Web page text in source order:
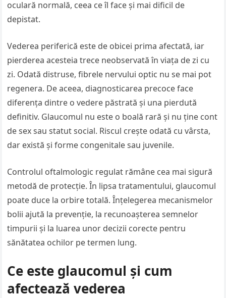
oculară normală, ceea ce îl face și mai dificil de
depistat.
Vederea periferică este de obicei prima afectată, iar
pierderea acesteia trece neobservată în viața de zi cu
zi. Odată distruse, fibrele nervului optic nu se mai pot
regenera. De aceea, diagnosticarea precoce face
diferența dintre o vedere păstrată și una pierdută
definitiv. Glaucomul nu este o boală rară și nu ține cont
de sex sau statut social. Riscul crește odată cu vârsta,
dar există și forme congenitale sau juvenile.
Controlul oftalmologic regulat rămâne cea mai sigură
metodă de protecție. În lipsa tratamentului, glaucomul
poate duce la orbire totală. Înțelegerea mecanismelor
bolii ajută la prevenție, la recunoașterea semnelor
timpurii și la luarea unor decizii corecte pentru
sănătatea ochilor pe termen lung.
Ce este glaucomul și cum
afectează vederea